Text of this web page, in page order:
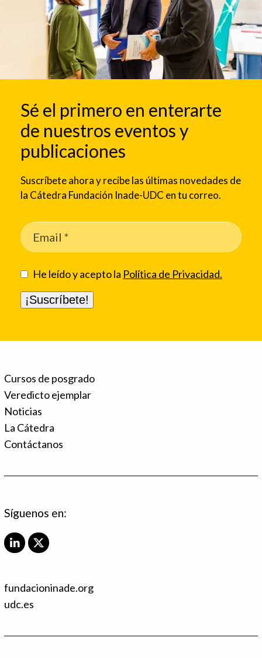
Sé el primero en enterarte
de nuestros eventos y
publicaciones
Suscríbete ahora y recibe las últimas novedades de
la Cátedra Fundación Inade-UDC en tu correo.
He leído y acepto la Política de Privacidad.
Cursos de posgrado
Veredicto ejemplar
Noticias
La Cátedra
Contáctanos
Síguenos en:
L
e
d
X
t
fundacioninade.org
udc.es